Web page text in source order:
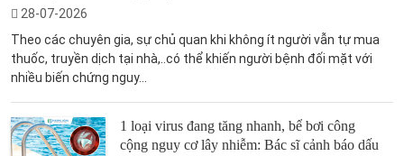
28-07-2026
Theo các chuyên gia, sự chủ quan khi không ít người vẫn tự mua
thuốc, truyền dịch tại nhà,..có thể khiến người bệnh đối mặt với
nhiều biến chứng nguy...
1 loại virus đang tăng nhanh, bể bơi công
cộng nguy cơ lây nhiễm: Bác sĩ cảnh báo dấu